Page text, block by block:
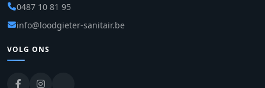
0487 10 81 95
info@loodgieter-sanitair.be
VOLG ONS